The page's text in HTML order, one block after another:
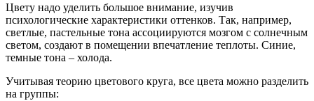
Цвету надо уделить большое внимание, изучив
психологические характеристики оттенков. Так, например,
светлые, пастельные тона ассоциируются мозгом с солнечным
светом, создают в помещении впечатление теплоты. Синие,
темные тона – холода.
Учитывая теорию цветового круга, все цвета можно разделить
на группы: